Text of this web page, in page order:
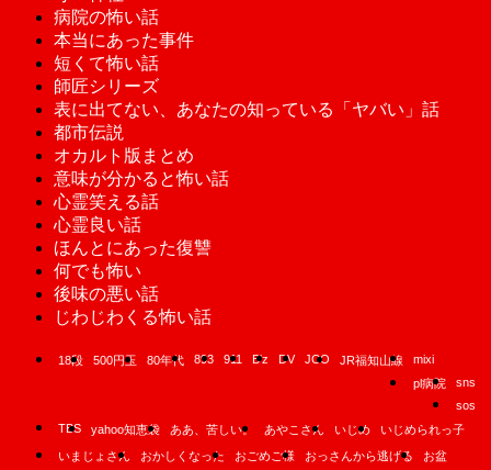
病院の怖い話
本当にあった事件
短くて怖い話
師匠シリーズ
表に出てない、あなたの知っている「ヤバい」話
都市伝説
オカルト版まとめ
意味が分かると怖い話
心霊笑える話
心霊良い話
ほんとにあった復讐
何でも怖い
後味の悪い話
じわじわくる怖い話
18段 500円玉 80年代 893 911 B'z DV JCO JR福知山線
mixi
pl病院
sns
sos
TBS
yahoo知恵袋 ああ、苦しい。 あやこさん いじめ
いじめられっ子
いまじょさん
おかしくなった おごめご様 おっさんから逃げる
お盆